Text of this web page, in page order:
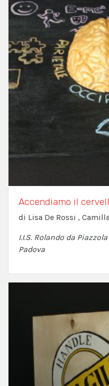
Accendiamo il
di Lisa De Rossi ,
I.I.S. Rolando da
Padova